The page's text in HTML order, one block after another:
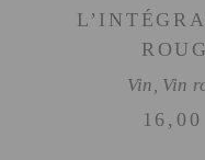
Vin, Vin
16,00